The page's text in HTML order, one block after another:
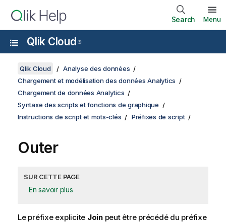
Search Menu
Qlik Cloud ®
Qlik Cloud
Analyse des données
Chargement et modélisation des données Analytics
Chargement de données Analytics
Syntaxe des scripts et fonctions de graphique
Instructions de script et mots-clés
Préfixes de script
Outer
SUR CETTE PAGE
En savoir plus
Le préfixe explicite Joinpeut être précédé du préfixe